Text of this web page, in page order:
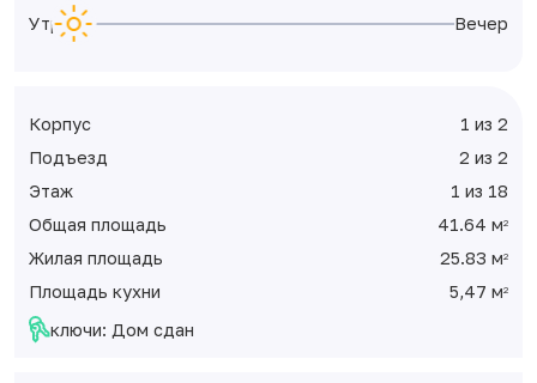
Утро Вечер
Корпус
1 из 2
Подъезд
2 из 2
Этаж
1 из 18
Общая площадь
41.64 м2
Жилая площадь 25.83 м2
Площадь кухни 5,47 м2
ключи: Дом сдан